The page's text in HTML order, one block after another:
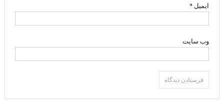
ایمیل *
وب‌ سایت